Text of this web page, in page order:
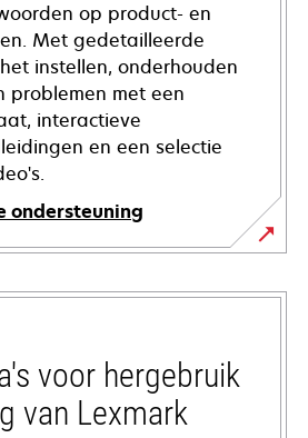
op product- en
Met gedetailleerde
instellen, onderhouden
problemen met een
interactieve
en een selectie
ondersteuning
voor hergebruik
van Lexmark